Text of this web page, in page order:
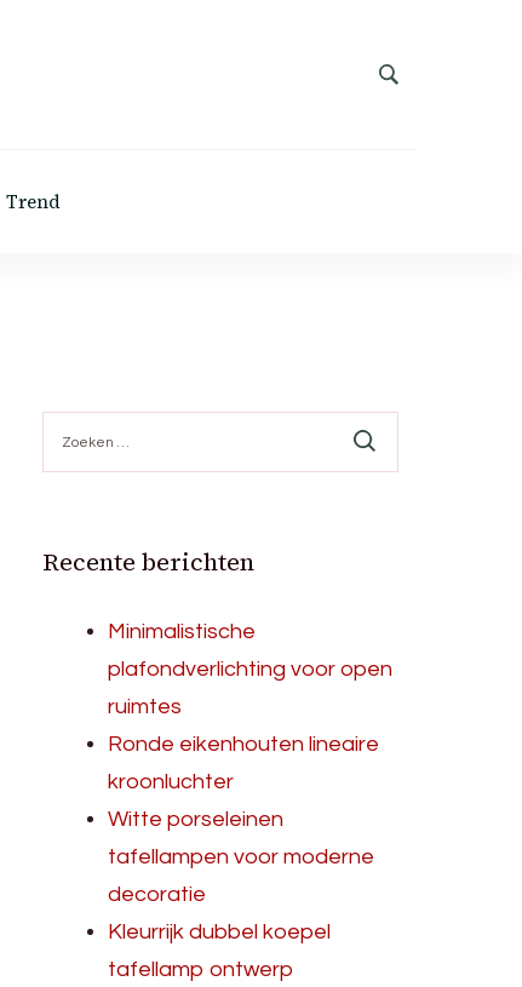
Trend
naar:
Recente berichten
Minimalistische
plafondverlichting voor open
ruimtes
Ronde eikenhouten lineaire
kroonluchter
Witte porseleinen
tafellampen voor moderne
decoratie
Kleurrijk dubbel koepel
tafellamp ontwerp